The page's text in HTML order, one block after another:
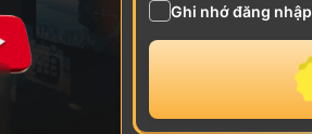
Ghi nhớ đăng nhập